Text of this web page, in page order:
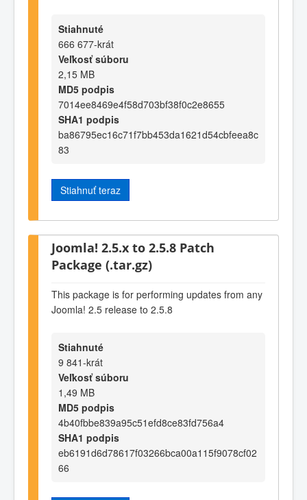
Stiahnuté
666 677-krát
Veľkosť súboru
2,15 MB
MD5 podpis
7014ee8469e4f58d703bf38f0c2e8655
SHA1 podpis
ba86795ec16c71f7bb453da1621d54cbfeea8c
83
Stiahnuť teraz
Joomla! 2.5.x to 2.5.8 Patch
Package (.tar.gz)
This package is for performing updates from any
Joomla! 2.5 release to 2.5.8
Stiahnuté
9 841-krát
Veľkosť súboru
1,49 MB
MD5 podpis
4b40fbbe839a95c51efd8ce83fd756a4
SHA1 podpis
eb6191d6d78617f03266bca00a115f9078cf02
66